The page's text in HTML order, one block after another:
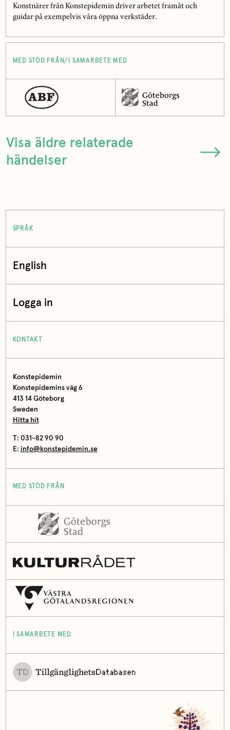
Konstnärer från Konstepidemin driver arbetet framåt och
guidar på exempelvis våra öppna verkstäder.
MED STÖD FRÅN/I SAMARBETE MED
Visa äldre relaterade
händelser
SPRÅK
English
Logga in
KONTAKT
Konstepidemin
Konstepidemins väg 6
413 14 Göteborg
Sweden
Hitta hit
T: 031-82 90 90
E: info@konstepidemin.se
MED STÖD FRÅN
I SAMARBETE MED